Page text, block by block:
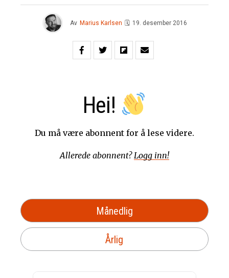
Av Marius Karlsen 🗓 19. desember 2016
Hei!
Du må være abonnent for å lese videre.
Allerede abonnent? Logg inn!
Månedlig
Årlig